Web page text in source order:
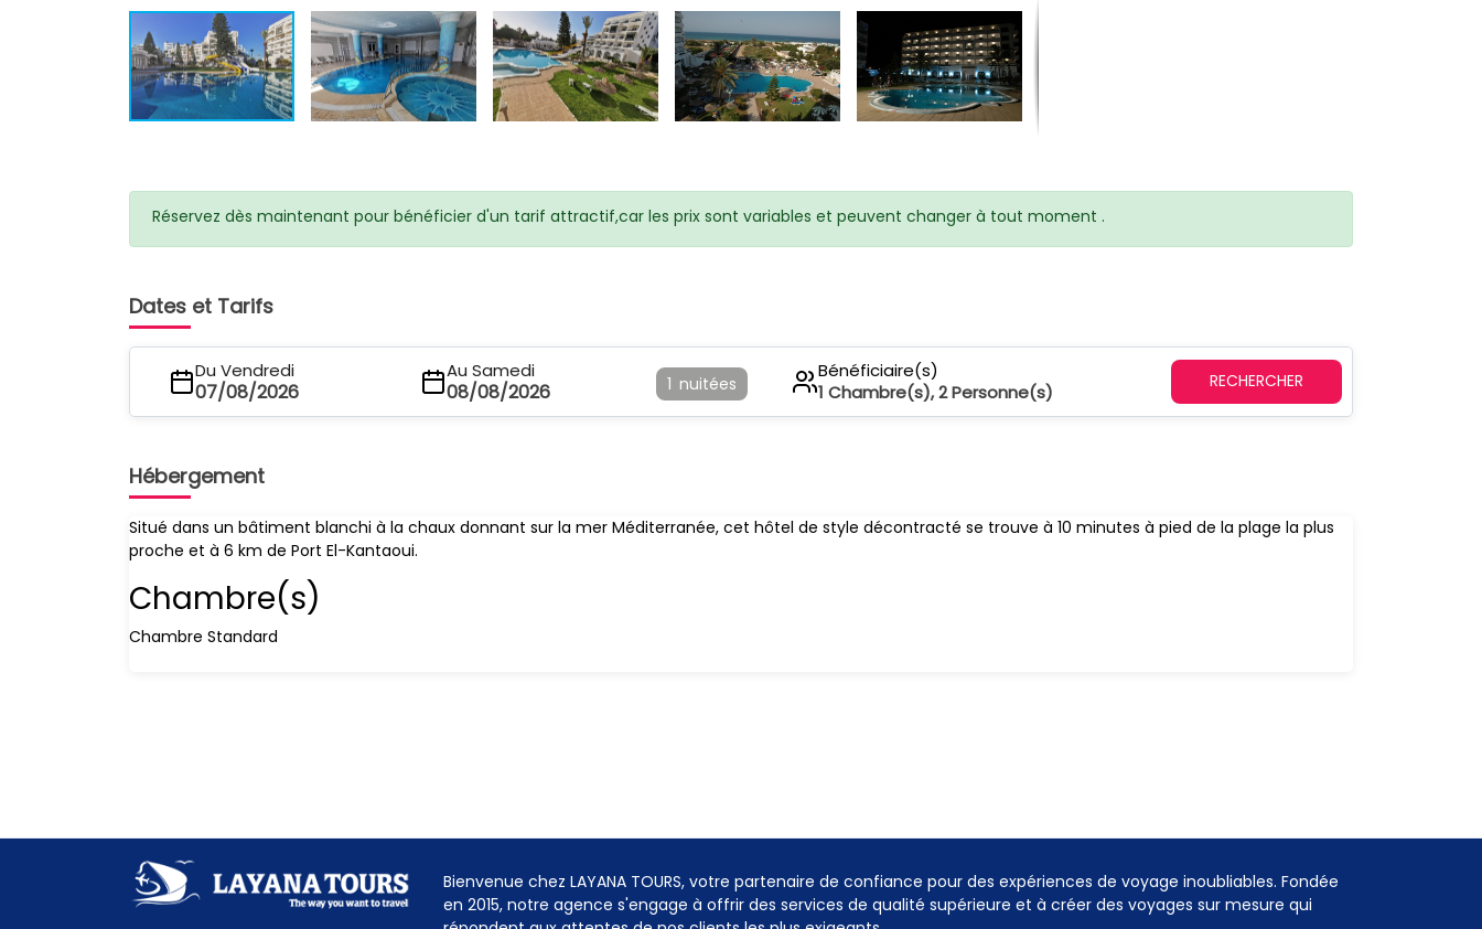
Réservez dès maintenant pour bénéficier d'un tarif attractif,car les prix sont variables et peuvent changer à tout moment .
Dates et Tarifs
Du Vendredi
07/08/2026
Au Samedi
08/08/2026 1 nuitées
Bénéficiaire(s)
1 Chambre(s),2Personne(s) RECHERCHER
Hébergement
Situé dans un bâtiment blanchi à la chaux donnant sur la mer Méditerranée, cet hôtel de style décontracté se trouve à 10 minutes à pied de la plage la plus
proche et à 6 km de Port El-Kantaoui.
Chambre(s)
Chambre Standard
Bienvenue chez LAYANA TOURS, votre partenaire de confiance pour des expériences de voyage inoubliables. Fondée
en 2015, notre agence s'engage à offrir des services de qualité supérieure et à créer des voyages sur mesure qui